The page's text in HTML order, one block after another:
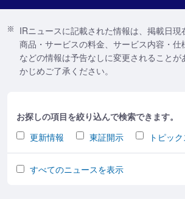
IRニュースに記載された情報は、掲載日現
商品・サービスの料金、サービス内容・
などの情報は予告なしに変更されることが
かじめご了承ください。
お探しの項目を絞り込んで検索できます。
更新情報
東証開示 トピック
すべてのニュースを表示